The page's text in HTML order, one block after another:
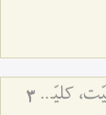
سه دلیل بر اثبات وجود ذهنی (قاعدۀ فرعیّت، کلیّت و صرف‌الحقیقة) - ردّ نظریّۀ اضافۀ متکلّمین با توسّل به ادلّۀ سه‌گانه 3